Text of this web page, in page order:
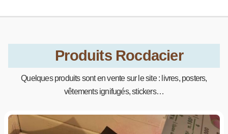
Produits Rocdacier
Quelques produits sont en vente sur le site : livres, posters,
vêtements ignifugés, stickers…